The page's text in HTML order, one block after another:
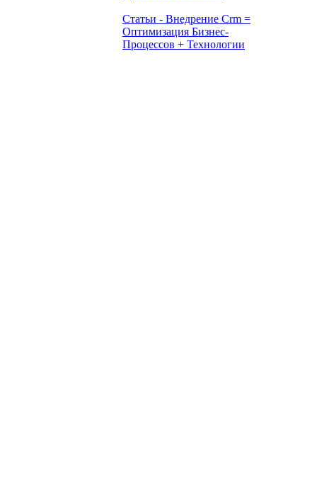
Статьи - Внедрение Crm =
Оптимизация Бизнес-
Процессов + Технологии